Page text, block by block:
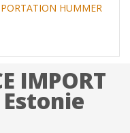
HUMMER
IMPORT
Estonie